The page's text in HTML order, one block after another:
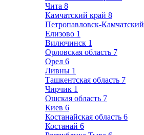
Чита 8
Камчатский край 8
Петропавловск-Камчатский
Елизово 1
Вилючинск 1
Орловская область 7
Орел 6
Ливны 1
Ташкентская область 7
Чирчик 1
Ошская область 7
Киев 6
Костанайская область 6
Костанай 6